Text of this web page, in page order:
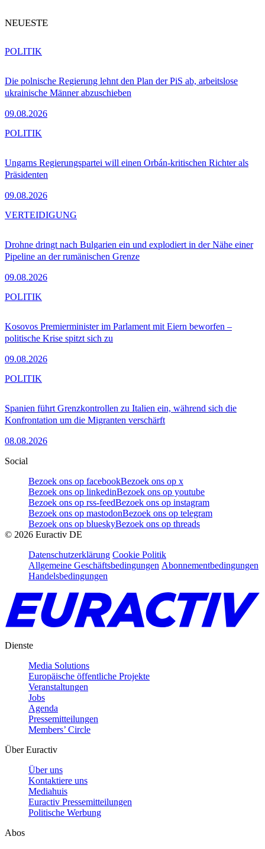
NEUESTE
Die polnische Regierung lehnt den Plan der PiS ab, arbeitslose
ukrainische Männer abzuschieben
09.08.2026
POLITIK
Ungarns Regierungspartei will einen Orbán-kritischen Richter als
Präsidenten
09.08.2026
POLITIK
Drohne dringt nach Bulgarien ein und explodiert in der Nähe einer
Pipeline an der rumänischen Grenze
09.08.2026
VERTEIDIGUNG
Kosovos Premierminister im Parlament mit Eiern beworfen –
politische Krise spitzt sich zu
09.08.2026
POLITIK
Spanien führt Grenzkontrollen zu Italien ein, während sich die
Konfrontation um die Migranten verschärft
08.08.2026
POLITIK
Social
Bezoek ons op facebookBezoek ons op x
Bezoek ons op linkedinBezoek ons op youtube
Bezoek ons op rss-feedBezoek ons op instagram
Bezoek ons op mastodonBezoek ons op telegram
Bezoek ons op blueskyBezoek ons op threads
© 2026 Euractiv DE
Datenschutzerklärung Cookie Politik
Allgemeine Geschäftsbedingungen Abonnementbedingungen
Handelsbedingungen
Dienste
Media Solutions
Europäische öffentliche Projekte
Veranstaltungen
Jobs
Agenda
Pressemitteilungen
Members’ Circle
Über Euractiv
Über uns
Kontaktiere uns
Mediahuis
Euractiv Pressemitteilungen
Politische Werbung
Abos